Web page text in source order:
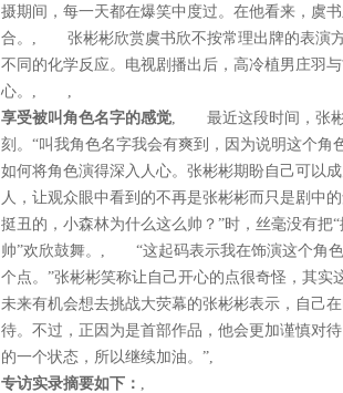
摄期间，每一天都在爆笑中度过。在他看来，虞
合。, 张彬彬欣赏虞书欣不按常理出牌的表演方
不同的化学反应。电视剧播出后，高冷植男庄羽
心。, ,
享受被叫角色名字的感觉, 最近这段时间，张彬
刻。“叫我角色名字我会有爽到，因为说明这个
如何将角色演得深入人心。张彬彬期盼自己可以
人，让观众眼中看到的不再是张彬彬而只是剧
挺丑的，小森林为什么这么帅？”时，丝毫没有把
帅”欢欣鼓舞。, “这起码表示我在饰演这个角色
个点。”张彬彬笑称让自己开心的点很奇怪，其
未来有机会想去挑战大荧幕的张彬彬表示，自己
待。不过，正因为是首部作品，他会更加谨慎对
的一个状态，所以继续加油。”,
专访实录摘要如下： ,